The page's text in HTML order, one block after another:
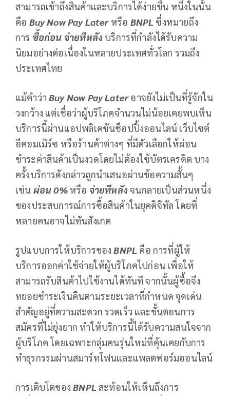
สามารถเข้าถึงสินค้าและบริการได้ง่ายขึ้น หนึ่งในนั้น
คือ Buy Now Pay Laterหรือ BNPL ซึ่งหมายถึง
การ ซื้อก่อน จ่ายทีหลัง บริการที่กำลังได้รับความ
นิยมอย่างต่อเนื่องในหลายประเทศทั่วโลก รวมถึง
ประเทศไทย
แม้คำว่าBuy Now Pay Laterอาจยังไม่เป็นที่รู้จักใน
วงกว้าง แต่เชื่อว่าผู้บริโภคจำนวนไม่น้อยเคยพบเห็น
บริการนี้ผ่านแอปพลิเคชันช็อปปิ้งออนไลน์ เว็บไซต์
อีคอมเมิร์ซ หรือร้านค้าต่างๆ ที่มีตัวเลือกให้ผ่อน
ชำระค่าสินค้าเป็นงวดโดยไม่ต้องใช้บัตรเครดิต บาง
ครั้งบริการดังกล่าวถูกนำเสนอผ่านข้อความสั้นๆ
เช่น ผ่อน 0%หรือ จ่ายทีหลังจนกลายเป็นส่วนหนึ่ง
ของประสบการณ์การซื้อสินค้าในยุคดิจิทัล โดยที่
หลายคนอาจไม่ทันสังเกต
รูปแบบการให้บริการของBNPL คือ การที่ผู้ให้
บริการออกค่าใช้จ่ายให้ผู้บริโภคไปก่อน เพื่อให้
สามารถรับสินค้าไปใช้งานได้ทันที จากนั้นผู้ซื้อจึง
ทยอยชำระเงินคืนตามระยะเวลาที่กำหนด จุดเด่น
สำคัญอยู่ที่ความสะดวก รวดเร็ว และขั้นตอนการ
สมัครที่ไม่ยุ่งยาก ทำให้บริการนี้ได้รับความสนใจจาก
ผู้บริโภค โดยเฉพาะกลุ่มคนรุ่นใหม่ที่คุ้นเคยกับการ
ทำธุรกรรมผ่านสมาร์ทโฟนและแพลตฟอร์มออนไลน์
การเติบโตของBNPLสะท้อนให้เห็นถึงการ